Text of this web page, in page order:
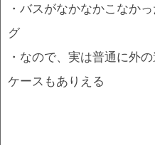
・バスがなかなかこなか
グ
・なので、実は普通に外
ケースもありえる